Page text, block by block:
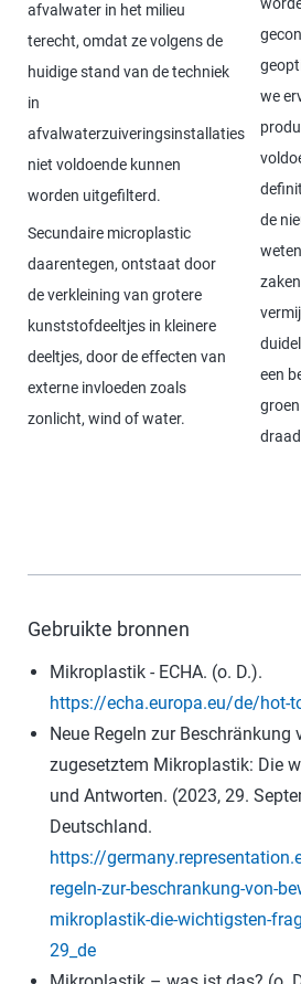
afvalwater in het milieu
terecht, omdat ze volgens de
huidige stand van de techniek
in
afvalwaterzuiveringsinstallaties
niet voldoende kunnen
worden uitgefilterd.
Secundaire microplastic
daarentegen, ontstaat door
de verkleining van grotere
kunststofdeeltjes in kleinere
deeltjes, door de effecten van
externe invloeden zoals
zonlicht, wind of water.
we
de
een
Gebruikte bronnen
Mikroplastik - ECHA. (o. D.).
https://echa.europa.eu/de/hot-
Neue Regeln zur Beschränkung
zugesetztem Mikroplastik: Die
und Antworten. (2023, 29.
Deutschland.
https://
regeln-zur-beschrankung-von-
mikroplastik-die-wichtigsten-
29_de